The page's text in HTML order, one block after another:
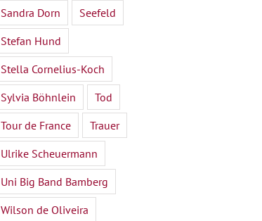
Sandra Dorn
Seefeld
Stefan Hund
Stella Cornelius-Koch
Sylvia Böhnlein
Tod
Tour de France
Trauer
Ulrike Scheuermann
Uni Big Band Bamberg
Wilson de Oliveira